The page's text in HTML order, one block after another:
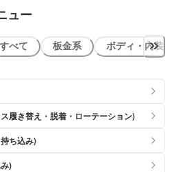
ュー
すべて 板金系 ボディ・内装
履き替え・脱着・ローテーション)
ち込み)
)